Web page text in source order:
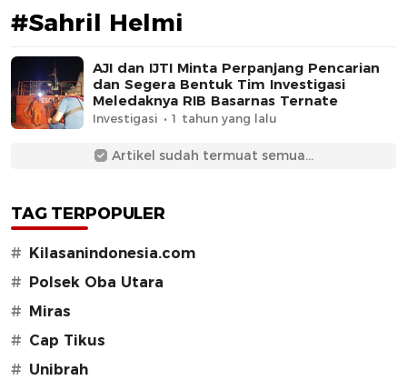
#Sahril Helmi
AJI dan IJTI Minta Perpanjang Pencarian
dan Segera Bentuk Tim Investigasi
Meledaknya RIB Basarnas Ternate
Investigasi 1 tahun yang lalu
Artikel sudah termuat semua...
TAG TERPOPULER
# Kilasanindonesia.com
# Polsek Oba Utara
# Miras
# Cap Tikus
# Unibrah